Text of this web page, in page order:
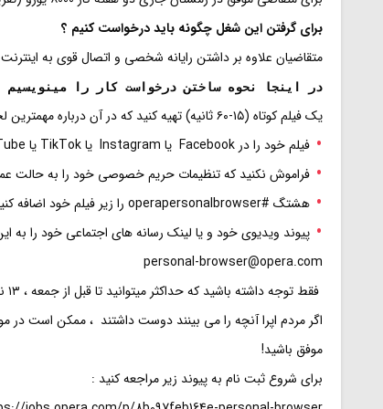
برای گرفتن این شغل چگونه باید درخواست کنیم ؟
متقاضیان علاوه بر داشتن رایانه شخصی و اتصال قوی به اینترنت ، باید به زبان
در اینجا نحوه ساختن درخواست کار را مینویسیم
یک فیلم کوتاه (۱۵-۶۰ ثانیه) تهیه کنید که در آن درباره مهمترین لحظه مرورگری در وب در زندگی خود صحبت کنید. این می تواند از یک حادثه خنده دار تا یک مکاشفه بسیار جدی باشد – کاملاً به خود شما بستگی دارد.
فیلم خود را در Facebook یا Instagram یا TikTok یا YouTube بارگذاری کنید.
فراموش نکنید که تنظیمات حریم خصوصی خود را به حالت
هشتگ #operapersonalbrowser
را زیر فیلم خود اضافه
پیوند ویدیوی خود و یا لینک رسانه های اجتماعی خود را به
personal-browser@opera.com
فقط توجه داشته باشید که حداکثر میتوانید تا قبل از جمعه ، ۱۳ نوامبر (۲۳ آبان ۱۳۹۹) ارسال کنید.
اگر مردم اپرا آنچه را می بینند دوست داشتند ، ممکن است در
موفق باشید!
برای شروع ثبت نام به پیوند زیر مراجعه کنید :